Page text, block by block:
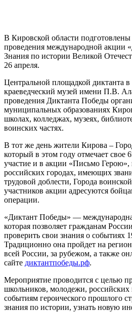
В Кировской области
проведения международной акции
Знания по истории Великой
26 апреля.
Центральной площадкой диктанта в
краеведческий музей имени П.В.
проведения Диктанта Победы
муниципальных образованиях
школах, колледжах, музеях,
воинских частях.
В тот же день жители Кирова –
который в этом году отмечает свое
участие и в акции «Письмо Герою»,
российских городах, имеющих
трудовой доблести, Города
участников акции адресуются
операции.
«Диктант Победы» —
которая позволяет гражданам
проверить свои знания о событиях
Традиционно она пройдет на
всей России, за рубежом, а также
сайте диктантпобеды.рф.
Мероприятие проводится с целью
школьников, молодежи,
событиям героического прошлого
знания по истории, узнать новую